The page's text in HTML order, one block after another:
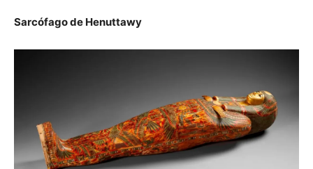
Sarcófago de Henuttawy